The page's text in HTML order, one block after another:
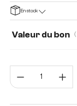
En stock
Valeur du bon
300 500